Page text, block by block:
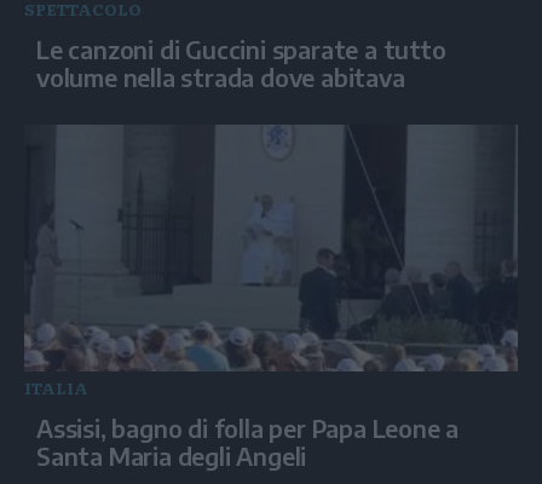
SPETTACOLO
Le canzoni di Guccini sparate a tutto
volume nella strada dove abitava
ITALIA
Assisi, bagno di folla per Papa Leone a
Santa Maria degli Angeli